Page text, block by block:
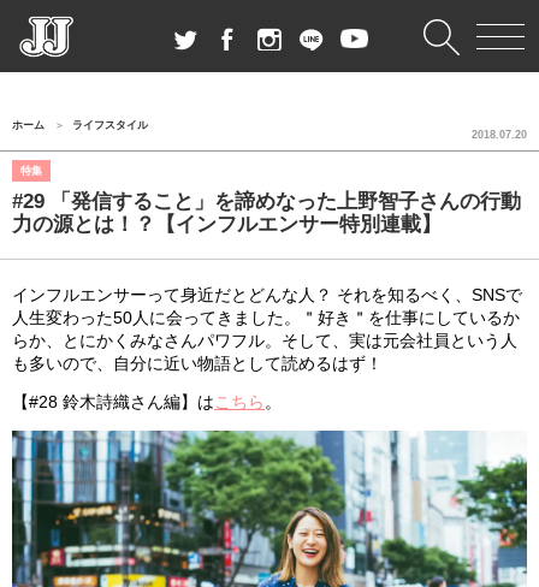
ホーム ライフスタイル
特集
#29 「発信すること」を諦めなった上野智子さんの行動
力の源とは！？【インフルエンサー特別連載】
2018.07.20
インフルエンサーって身近だとどんな人？ それを知るべく、SNSで
人生変わった50人に会ってきました。＂好き＂を仕事にしているか
らか、とにかくみなさんパワフル。そして、実は元会社員という人
も多いので、自分に近い物語として読めるはず！
【#28 鈴木詩織さん編】は こちら 。